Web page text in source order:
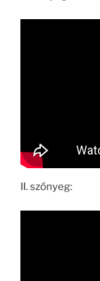
II. szőnyeg: